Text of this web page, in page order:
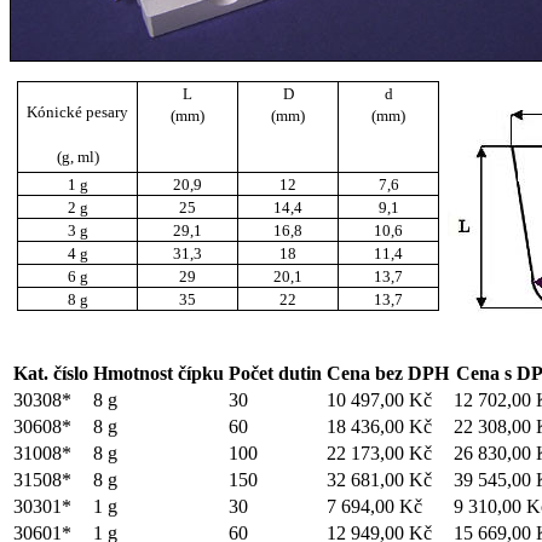
Kónické pesary
(g, ml)
L
(mm)
D
(mm)
d
(mm)
1 g 20,9 12
7,6
2 g
25 14,4
9,1
3 g
29,1 16,8
10,6
4 g
31,3 18
11,4
6 g
29 20,1
13,7
8 g
35 22 13,7
Kat. číslo Hmotnost čípku Počet dutin Cena bez DPH Cena s
30308*
8 g 30 10 497,00 Kč
12 702,00
30608*
8 g 60 18 436,00 Kč
22 308,00
31008*
8 g 100 22 173,00 Kč
26 830,00
31508*
8 g 150 32 681,00 Kč
39 545,00
30301*
1 g 30 7 694,00 Kč
9 310,00
30601*
1 g 60 12 949,00 Kč 15 669,00